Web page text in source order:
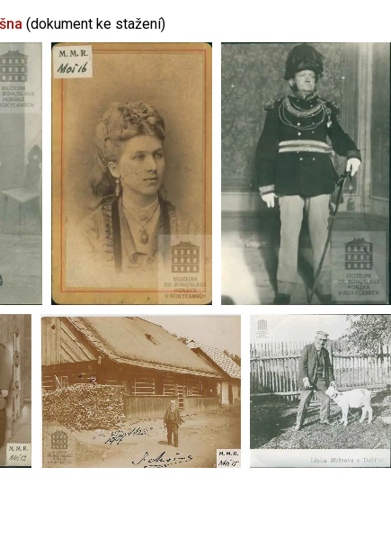
(dokument ke stažení)